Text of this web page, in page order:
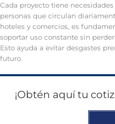
Cada proyecto tiene
personas que circulan
hoteles y comercios, es
soportar uso constante sin
Esto ayuda a evitar desgastes
futuro.
¡Obtén aquí tu